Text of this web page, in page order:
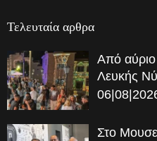
Τελευταία αρθρα
Από αύριο
Λευκής
Στο